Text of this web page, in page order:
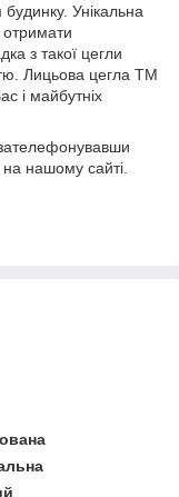
Унікальна
отримати
з такої цегли
Лицьова цегла ТМ
і майбутніх
нашому сайті.